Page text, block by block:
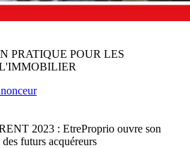
PRATIQUE POUR LES
2023 : EtreProprio ouvre son
futurs acquéreurs